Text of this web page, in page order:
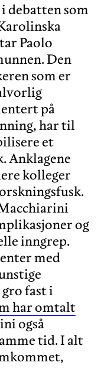
debatten som
Paolo
Den
som er
på
har til
et
Anklagene
kolleger
og
inngrep.
med
fast i
har omtalt
også
tid. I alt